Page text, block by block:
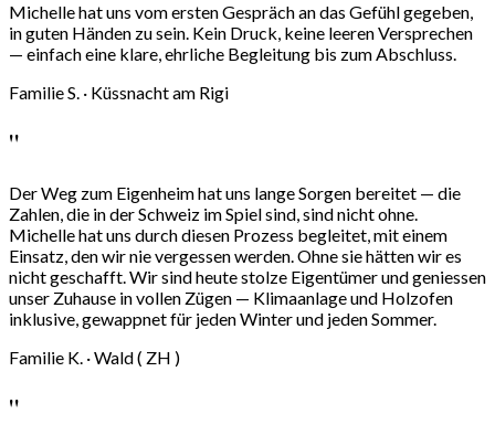
Michelle hat uns vom ersten Gespräch an das Gefühl gegeben,
in guten Händen zu sein. Kein Druck, keine leeren Versprechen
— einfach eine klare, ehrliche Begleitung bis zum Abschluss.
Familie S. · Küssnacht am Rigi
''
Der Weg zum Eigenheim hat uns lange Sorgen bereitet — die
Zahlen, die in der Schweiz im Spiel sind, sind nicht ohne.
Michelle hat uns durch diesen Prozess begleitet, mit einem
Einsatz, den wir nie vergessen werden. Ohne sie hätten wir es
nicht geschafft. Wir sind heute stolze Eigentümer und geniessen
unser Zuhause in vollen Zügen — Klimaanlage und Holzofen
inklusive, gewappnet für jeden Winter und jeden Sommer.
Familie K. · Wald ( ZH )
''